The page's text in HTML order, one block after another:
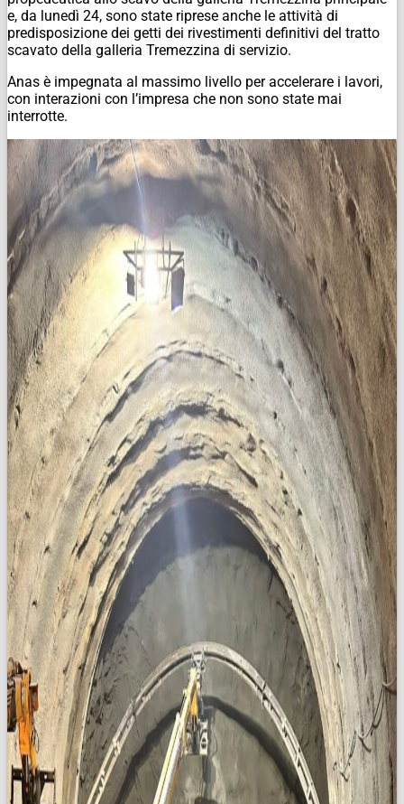
e, da lunedì 24, sono state riprese anche le attività di
predisposizione dei getti dei rivestimenti definitivi del tratto
scavato della galleria Tremezzina di servizio.
Anas è impegnata al massimo livello per accelerare i lavori,
con interazioni con l’impresa che non sono state mai
interrotte.